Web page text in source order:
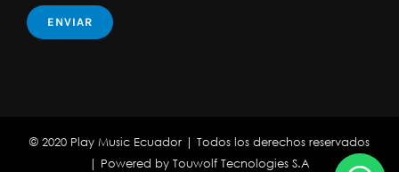
© 2020 Play Music Ecuador | Todos los derechos reservados
| Powered by Touwolf Tecnologies S.A